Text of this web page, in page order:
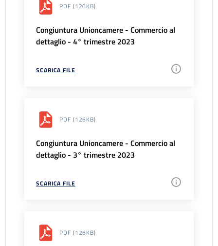
PDF (120KB)
Congiuntura Unioncamere - Commercio al
dettaglio - 4° trimestre 2023
SCARICA FILE
PDF (126KB)
Congiuntura Unioncamere - Commercio al
dettaglio - 3° trimestre 2023
SCARICA FILE
PDF (126KB)